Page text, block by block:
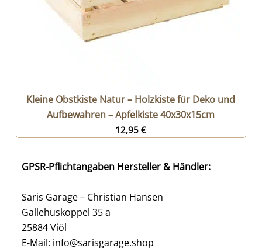
Kleine Obstkiste Natur – Holzkiste für Deko und
Aufbewahren – Apfelkiste 40x30x15cm
12,95€
GPSR-Pflichtangaben Hersteller & Händler:
Saris Garage – Christian Hansen
Gallehuskoppel 35 a
25884 Viöl
E-Mail: info@sarisgarage.shop